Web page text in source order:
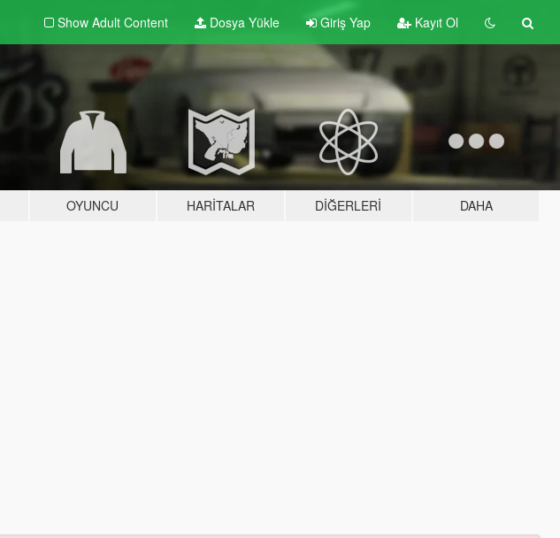
Show Adult Content Dosya Yükle Giriş Yap Kayıt Ol
OYUNCU HARITALAR DIĞERLERI DAHA